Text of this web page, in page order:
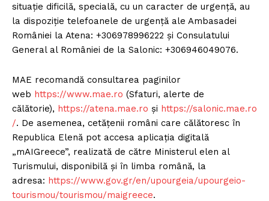
situație dificilă, specială, cu un caracter de urgență, au
la dispoziție telefoanele de urgență ale Ambasadei
României la Atena: +306978996222 și Consulatului
General al României de la Salonic: +306946049076.
MAE recomandă consultarea paginilor
web https://www.mae.ro (Sfaturi, alerte de
călătorie), https://atena.mae.ro și https://salonic.mae.ro
/. De asemenea, cetățenii români care călătoresc în
Republica Elenă pot accesa aplicația digitală
„mAIGreece”, realizată de către Ministerul elen al
Turismului, disponibilă și în limba română, la
adresa: https://www.gov.gr/en/upourgeia/upourgeio-
tourismou/tourismou/maigreece.